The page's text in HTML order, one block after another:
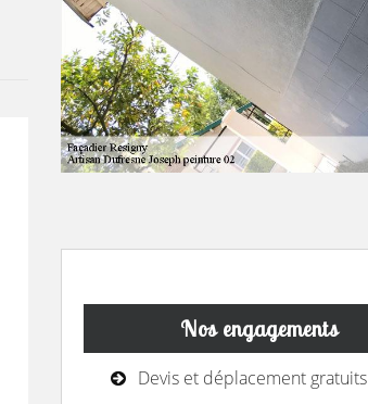
Nos engagements
Devis et déplacement gratuits